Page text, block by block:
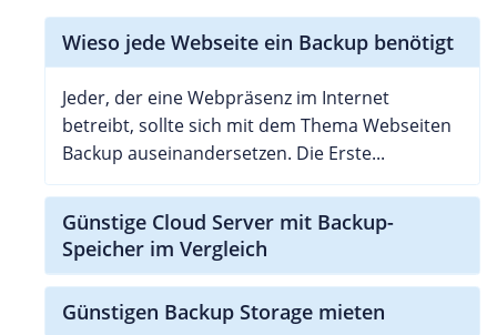
Wieso jede Webseite ein Backup benötigt
Jeder, der eine Webpräsenz im Internet
betreibt, sollte sich mit dem Thema Webseiten
Backup auseinandersetzen. Die Erste...
Günstige Cloud Server mit Backup-
Speicher im Vergleich
Günstigen Backup Storage mieten